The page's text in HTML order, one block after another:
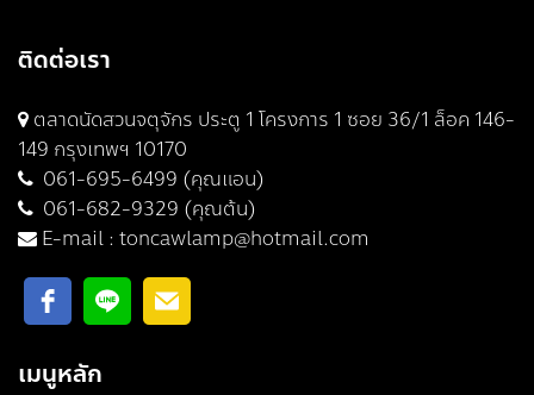
ติดต่อเรา
ตลาดนัดสวนจตุจักร ประตู 1 โครงการ 1 ซอย 36/1 ล็อค 146-
149 กรุงเทพฯ 10170
061-695-6499 (คุณแอน)
061-682-9329 (คุณต้น)
E-mail : toncawlamp@hotmail.com
เมนูหลัก